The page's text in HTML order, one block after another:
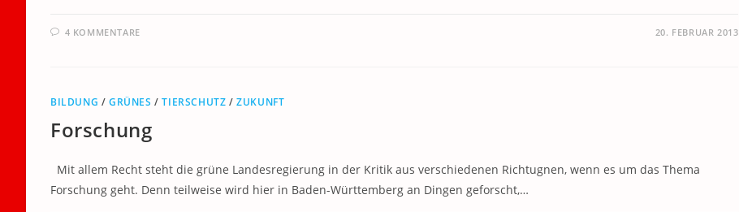
4 KOMMENTARE 20. FEBRUAR 2013
BILDUNG /GRÜNES /TIERSCHUTZ /ZUKUNFT
Forschung
Mit allem Recht steht die grüne Landesregierung in der Kritik aus verschiedenen Richtugnen, wenn es um das Thema
Forschung geht. Denn teilweise wird hier in Baden-Württemberg an Dingen geforscht,…